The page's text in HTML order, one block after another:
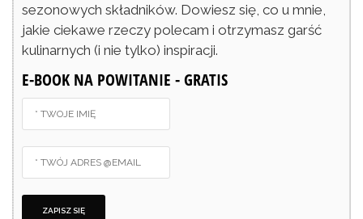
sezonowych składników. Dowiesz się, co u mnie,
jakie ciekawe rzeczy polecam i otrzymasz garść
kulinarnych (i nie tylko) inspiracji.
E-BOOK NA POWITANIE - GRATIS